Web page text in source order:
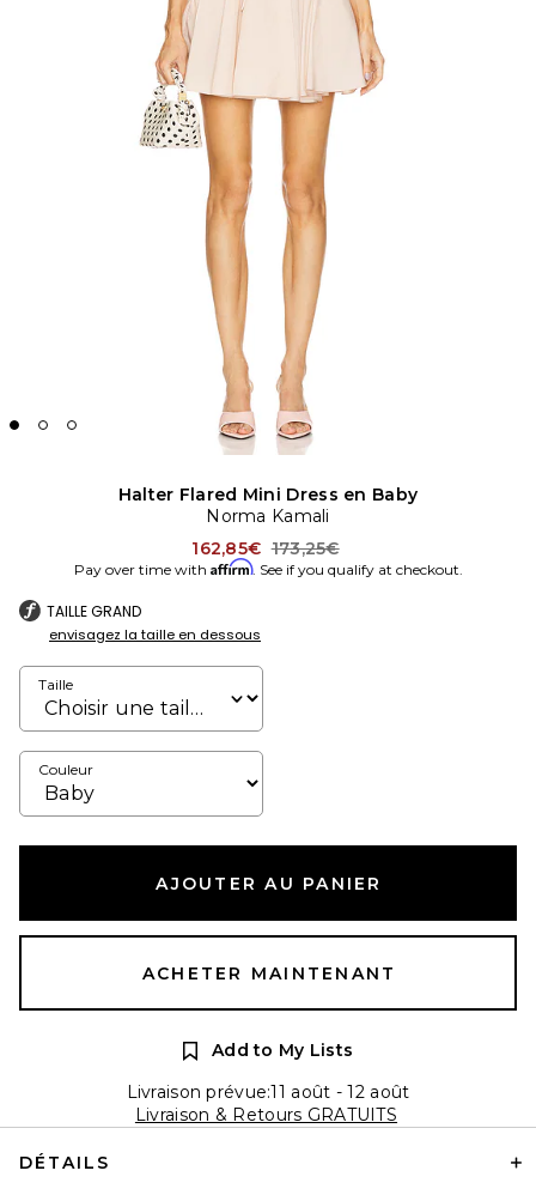
Halter Flared Mini Dress en Baby
Norma Kamali
162,85€ Previous price:
173,25€
Pay over time with Affirm. See if you qualify at checkout.
TAILLE GRAND
envisagez la taille en dessous
Taille
Couleur
AJOUTER AU PANIER
ACHETER MAINTENANT
Add to My Lists
Livraison prévue:11 août - 12 août
Livraison & Retours GRATUITS
DÉTAILS